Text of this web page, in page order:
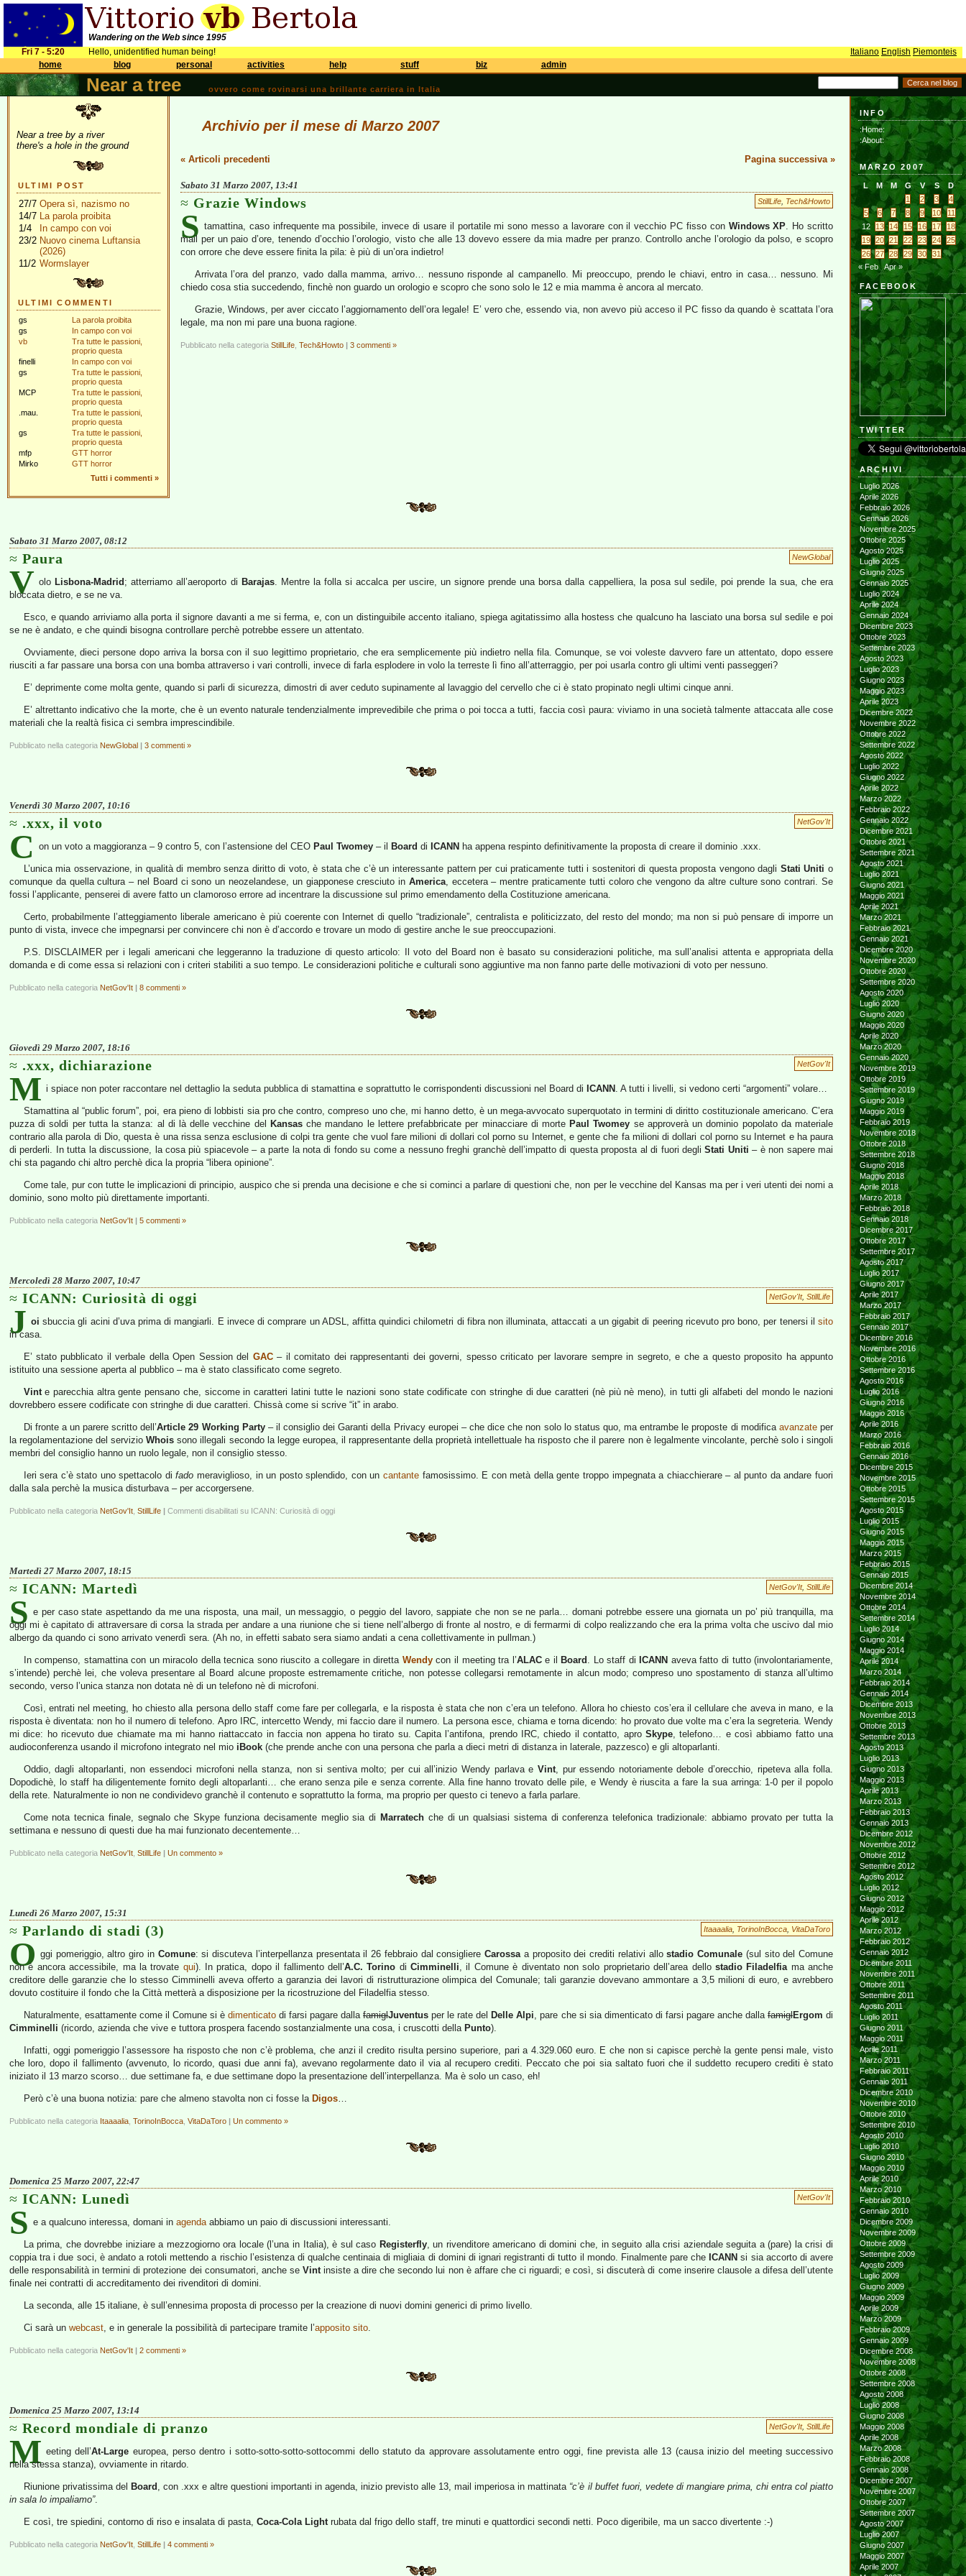
Wandering on the Web since 1995
Fri 7 - 5:20
Hello, unidentified human being! Italiano English Piemonteis
home
blog personal activities help stuff biz admin
Near a tree ovvero come rovinarsi una brillante carriera in Italia
Near a tree by a river
there's a hole in the ground
ULTIMI POST
27/7 Opera sì, nazismo no
14/7 La parola proibita
1/4
In campo con voi
23/2 Nuovo cinema Luftansia
(2026)
11/2 Wormslayer
ULTIMI COMMENTI
gs
La parola proibita
gs
In campo con voi
vb
Tra tutte le passioni,
proprio questa
finelli
In campo con voi
gs
Tra tutte le passioni,
proprio questa
MCP
Tra tutte le passioni,
proprio questa
.mau.
Tra tutte le passioni,
proprio questa
gs
Tra tutte le passioni,
proprio questa
mfp
GTT horror
Mirko
GTT horror
Tutti i commenti »
Archivio per il mese di Marzo 2007
« Articoli precedenti Pagina successiva »
Sabato 31 Marzo 2007, 13:41
StillLife Tech&Howto
Grazie Windows
S tamattina, caso infrequente ma possibile, invece di usare il portatile mi sono messo a lavorare con il vecchio PC fisso con Windows XP. Ho scritto
mail per un paio d’ore, tenendo d’occhio l’orologio, visto che alle 13 dovevo essere da mia madre per pranzo. Controllo anche l’orologio da polso, e scopro
con orrore che deve essere finita la pila: è più di un’ora indietro!
Arrivata l’ora del pranzo, vado dalla mamma, arrivo… nessuno risponde al campanello. Mi preoccupo, prendo le chiavi, entro in casa… nessuno. Mi
chiedo cosa stia succedendo, finchè non guardo un orologio e scopro che sono solo le 12 e mia mamma è ancora al mercato.
Grazie, Windows, per aver ciccato l’aggiornamento dell’ora legale! E’ vero che, essendo via, non avevo più acceso il PC fisso da quando è scattata l’ora
legale, ma non mi pare una buona ragione.
Pubblicato nella categoria StillLife Tech&Howto | 3 commenti »
Sabato 31 Marzo 2007, 08:12
NewGlobal
Paura
V olo Lisbona-Madrid ; atterriamo all’aeroporto di Barajas. Mentre la folla si accalca per uscire, un signore prende una borsa dalla cappelliera, la posa sul sedile, poi prende la sua, che era
bloccata dietro, e se ne va.
Esco, e quando arriviamo alla porta il signore davanti a me si ferma, e, con un distinguibile accento italiano, spiega agitatissimo alla hostess che qualcuno ha lasciato una borsa sul sedile e poi
se ne è andato, e che quindi bisogna controllare perchè potrebbe essere un attentato.
Ovviamente, dieci persone dopo arriva la borsa con il suo legittimo proprietario, che era semplicemente più indietro nella fila. Comunque, se voi voleste davvero fare un attentato, dopo essere
riusciti a far passare una borsa con una bomba attraverso i vari controlli, invece di farla esplodere in volo la terreste lì fino all’atterraggio, per poi usarla contro gli ultimi venti passeggeri?
E’ deprimente come molta gente, quando si parli di sicurezza, dimostri di aver ceduto supinamente al lavaggio del cervello che ci è stato propinato negli ultimi cinque anni.
E’ altrettanto indicativo che la morte, che è un evento naturale tendenzialmente imprevedibile che prima o poi tocca a tutti, faccia così paura: viviamo in una società talmente attaccata alle cose
materiali che la realtà fisica ci sembra imprescindibile.
Pubblicato nella categoria NewGlobal | 3 commenti »
Venerdì 30 Marzo 2007, 10:16
NetGov'It
.xxx, il voto
C on un voto a maggioranza – 9 contro 5, con l’astensione del CEO Paul Twomey – il Board di ICANN ha appena respinto definitivamente la proposta di creare il dominio .xxx.
L’unica mia osservazione, in qualità di membro senza diritto di voto, è stata che c’è un interessante pattern per cui praticamente tutti i sostenitori di questa proposta vengono dagli Stati Uniti o
comunque da quella cultura – nel Board ci sono un neozelandese, un giapponese cresciuto in America, eccetera – mentre praticamente tutti coloro che vengono da altre culture sono contrari. Se
fossi l’applicante, penserei di avere fatto un clamoroso errore ad incentrare la discussione sul primo emendamento della Costituzione americana.
Certo, probabilmente l’atteggiamento liberale americano è più coerente con Internet di quello “tradizionale”, centralista e politicizzato, del resto del mondo; ma non si può pensare di imporre un
punto di vista, invece che impegnarsi per convincere chi non è d’accordo e trovare un modo di gestire anche le sue preoccupazioni.
P.S. DISCLAIMER per i legali americani che leggeranno la traduzione di questo articolo: Il voto del Board non è basato su considerazioni politiche, ma sull’analisi attenta e appropriata della
domanda e di come essa si relazioni con i criteri stabiliti a suo tempo. Le considerazioni politiche e culturali sono aggiuntive ma non fanno parte delle motivazioni di voto per nessuno.
Pubblicato nella categoria NetGov'It | 8 commenti »
Giovedì 29 Marzo 2007, 18:16
NetGov'It
.xxx, dichiarazione
M i spiace non poter raccontare nel dettaglio la seduta pubblica di stamattina e soprattutto le corrispondenti discussioni nel Board di ICANN . A tutti i livelli, si vedono certi “argomenti” volare…
Stamattina al “public forum”, poi, era pieno di lobbisti sia pro che contro, compreso uno che, mi hanno detto, è un mega-avvocato superquotato in termini di diritto costituzionale americano. C’era
puzza di soldi per tutta la stanza: al di là delle vecchine del
Kansasche mandano le lettere prefabbricate per minacciare di morte Paul Twomey se approverà un dominio popolato da materiale
contrario alla parola di Dio, questa è una rissa senza esclusione di colpi tra gente che vuol fare milioni di dollari col porno su Internet, e gente che fa milioni di dollari col porno su Internet e ha paura
di perderli. In tutta la discussione, la cosa più spiacevole – a parte la nota di fondo su come a nessuno freghi granchè dell’impatto di questa proposta al di fuori degliStati Uniti – è non sapere mai
chi sta pagando chi altro perchè dica la propria “libera opinione”.
Come tale, pur con tutte le implicazioni di principio, auspico che si prenda una decisione e che si cominci a parlare di questioni che, non per le vecchine del Kansas ma per i veri utenti dei nomi a
dominio, sono molto più direttamente importanti.
Pubblicato nella categoria NetGov'It | 5 commenti »
Mercoledì 28 Marzo 2007, 10:47
NetGov'It, StillLife
ICANN: Curiosità di oggi
J oi sbuccia gli acini d’uva prima di mangiarli. E invece di comprare un ADSL, affitta quindici chilometri di fibra non illuminata, attaccati a un gigabit di peering ricevuto pro bono, per tenersi il sito
in casa.
E’ stato pubblicato il verbale della Open Session del GAC– il comitato dei rappresentanti dei governi, spesso criticato per lavorare sempre in segreto, e che a questo proposito ha appunto
istituito una sessione aperta al pubblico – ma è stato classificato come segreto.
Vinte parecchia altra gente pensano che, siccome in caratteri latini tutte le nazioni sono state codificate con stringhe di due caratteri (nè più nè meno), in tutti gli alfabeti del mondo le nazioni
dovrebbero essere codificate con stringhe di due caratteri. Chissà come si scrive “it” in arabo.
Di fronte a un parere scritto dell’Article 29 Working Party– il consiglio dei Garanti della Privacy europei – che dice che non solo lo status quo, ma entrambe le proposte di modifica avanzateper
la regolamentazione del servizioWhois sono illegali secondo la legge europea, il rappresentante della proprietà intellettuale ha risposto che il parere non è legalmente vincolante, perchè solo i singoli
membri del consiglio hanno un ruolo legale, non il consiglio stesso.
Ieri sera c’è stato uno spettacolo difado meraviglioso, in un posto splendido, con un cantantefamosissimo. E con metà della gente troppo impegnata a chiacchierare – al punto da andare fuori
dalla sala perchè la musica disturbava – per accorgersene.
Pubblicato nella categoria NetGov'It StillLife | Commenti disabilitati su ICANN: Curiosità di oggi
Martedì 27 Marzo 2007, 18:15
NetGov'It, StillLife
ICANN: Martedì
S e per caso state aspettando da me una risposta, una mail, un messaggio, o peggio del lavoro, sappiate che non se ne parla… domani potrebbe essere una giornata un po’ più tranquilla, ma
oggi mi è capitato di attraversare di corsa la strada per andare a una riunione che si tiene nell’albergo di fronte al nostro, e di fermarmi di colpo realizzando che era la prima volta che uscivo dal mio
albergo da quando ci sono arrivato venerdì sera. (Ah no, in effetti sabato sera siamo andati a cena collettivamente in pullman.)
In compenso, stamattina con un miracolo della tecnica sono riuscito a collegare in diretta Wendycon il meeting tra l’ALACe il Board . Lo staff di ICANN aveva fatto di tutto (involontariamente,
s’intende) perchè lei, che voleva presentare al Board alcune proposte estremamente critiche, non potesse collegarsi remotamente in alcun modo; compreso uno spostamento di stanza all’ultimo
secondo, verso l’unica stanza non dotata nè di un telefono nè di microfoni.
Così, entrati nel meeting, ho chiesto alla persona dello staff come fare per collegarla, e la risposta è stata che non c’era un telefono. Allora ho chiesto cos’era il cellulare che aveva in mano, e la
risposta è diventata: non ho il numero di telefono. Apro IRC, intercetto Wendy, mi faccio dare il numero. La persona esce, chiama e torna dicendo: ho provato due volte ma c’era la segreteria. Wendy
mi dice: ho ricevuto due chiamate ma mi hanno riattaccato in faccia non appena ho tirato su. Capita l’antifona, prendo IRC, chiedo il contatto, apro Skype, telefono… e così abbiamo fatto una
audioconferenza usando il microfono integrato nel mio iBook (che prende anche con una persona che parla a dieci metri di distanza in laterale, pazzesco) e gli altoparlanti.
Oddio, dagli altoparlanti, non essendoci microfoni nella stanza, non si sentiva molto; per cui all’inizio Wendy parlava e Vint, pur essendo notoriamente debole d’orecchio, ripeteva alla folla.
Dopodichè, lo staff ha diligentemente fornito degli altoparlanti… che erano senza pile e senza corrente. Alla fine hanno trovato delle pile, e Wendy è riuscita a fare la sua arringa: 1-0 per il popolo
della rete. Naturalmente io non ne condividevo granchè il contenuto e soprattutto la forma, ma proprio per questo ci tenevo a farla parlare.
Come nota tecnica finale, segnalo che Skype funziona decisamente meglio sia di Marratechche di un qualsiasi sistema di conferenza telefonica tradizionale: abbiamo provato per tutta la
settimana e nessuno di questi due ha mai funzionato decentemente…
Pubblicato nella categoria NetGov'It StillLife | Un commento »
Lunedì 26 Marzo 2007, 15:31
Itaaaalia TorinoInBocca VitaDaToro
Parlando di stadi (3)
O ggi pomeriggio, altro giro in Comune: si discuteva l’interpellanza presentata il 26 febbraio dal consigliereCarossaa proposito dei crediti relativi allostadio Comunale (sul sito del Comune
non è ancora accessibile, ma la trovate qui). In pratica, dopo il fallimento dell’A.C. Torino diCimminelli, il Comune è diventato non solo proprietario dell’area dello stadio Filadelfiama anche
creditore delle garanzie che lo stesso Cimminelli aveva offerto a garanzia dei lavori di ristrutturazione olimpica del Comunale; tali garanzie dovevano ammontare a 3,5 milioni di euro, e avrebbero
dovuto costituire il fondo che la Città metterà a disposizione per la ricostruzione del Filadelfia stesso.
Naturalmente, esattamente come il Comune si è dimenticatodi farsi pagare dallafamiglJuventus per le rate del Delle Alpi, pare che si sia dimenticato di farsi pagare anche dalla famiglErgom di
Cimminelli (ricordo, azienda che vive e tuttora prospera facendo sostanzialmente una cosa, i cruscotti della Punto).
Infatti, oggi pomeriggio l’assessore ha risposto che non c’è problema, che anzi il credito risulta persino superiore, pari a4.329.060 euro. E che non si capisce perchè la gente pensi male, visto
che loro, dopo il fallimento (avvenuto, lo ricordo, quasi due anni fa), avevano regolarmente dato il via al recupero crediti. Peccato che poi sia saltato fuori che il suddetto recupero crediti è stato
iniziato il 13 marzo scorso… due settimane fa, e due settimane dopo la presentazione dell’interpellanza. Ma è solo un caso, eh!
Però c’è una buona notizia: pare che almeno stavolta non ci fosse la Digos…
Pubblicato nella categoria Itaaaalia TorinoInBocca VitaDaToro | Un commento »
Domenica 25 Marzo 2007, 22:47
NetGov'It
ICANN: Lunedì
S e a qualcuno interessa, domani in agendaabbiamo un paio di discussioni interessanti.
La prima, che dovrebbe iniziare a mezzogiorno ora locale (l’una in Italia), è sul caso Registerfly, un rivenditore americano di domini che, in seguito alla crisi aziendale seguita a (pare) la crisi di
coppia tra i due soci, è andato a rotoli mettendo a rischio l’esistenza di qualche centinaia di migliaia di domini di ignari registranti di tutto il mondo. Finalmente pare che ICANN si sia accorto di avere
delle responsabilità in termini di protezione dei consumatori, anche se Vintinsiste a dire che secondo lui non è affare che ci riguardi; e così, si discuterà di come inserire clausole a difesa dell’utente
finale nei contratti di accreditamento dei rivenditori di domini.
La seconda, alle 15 italiane, è sull’ennesima proposta di processo per la creazione di nuovi domini generici di primo livello.
Ci sarà un webcast, e in generale la possibilità di partecipare tramite l’apposito sito.
Pubblicato nella categoria NetGov'It | 2 commenti »
Domenica 25 Marzo 2007, 13:14
NetGov'It, StillLife
Record mondiale di pranzo
M eeting dell’At-Large europea, perso dentro i sotto-sotto-sotto-sottocommi dello statuto da approvare assolutamente entro oggi, fine prevista alle 13 (causa inizio del meeting successivo
nella stessa stanza), ovviamente in ritardo.
Riunione privatissima del Board , con .xxx e altre questioni importanti in agenda, inizio previsto alle 13, mail imperiosa in mattinata “c’è il buffet fuori, vedete di mangiare prima, chi entra col piatto
in sala lo impaliamo”.
E così, tre spiedini, contorno di riso e insalata di pasta, Coca-Cola Lightrubata dal frigo dello staff, tre minuti e quattordici secondi netti. Poco digeribile, ma un sacco divertente :-)
Pubblicato nella categoria NetGov'It StillLife | 4 commenti »
INFO
:Home:
:About:
MARZO 2007
L M M G V S
D
1
2 3
4
5
6 7 8 9 10
11
12
13 14 15 16 17
18
19
20 21 22 23 24
25
26
27 28 29 30
31
« Feb
Apr »
FACEBOOK
TWITTER
ARCHIVI
Luglio 2026
Aprile 2026
Febbraio 2026
Gennaio 2026
Novembre 2025
Ottobre 2025
Agosto 2025
Luglio 2025
Giugno 2025
Gennaio 2025
Luglio 2024
Aprile 2024
Gennaio 2024
Dicembre 2023
Ottobre 2023
Settembre 2023
Agosto 2023
Luglio 2023
Giugno 2023
Maggio 2023
Aprile 2023
Dicembre 2022
Novembre 2022
Ottobre 2022
Settembre 2022
Agosto 2022
Luglio 2022
Giugno 2022
Aprile 2022
Marzo 2022
Febbraio 2022
Gennaio 2022
Dicembre 2021
Ottobre 2021
Settembre 2021
Agosto 2021
Luglio 2021
Giugno 2021
Maggio 2021
Aprile 2021
Marzo 2021
Febbraio 2021
Gennaio 2021
Dicembre 2020
Novembre 2020
Ottobre 2020
Settembre 2020
Agosto 2020
Luglio 2020
Giugno 2020
Maggio 2020
Aprile 2020
Marzo 2020
Gennaio 2020
Novembre 2019
Ottobre 2019
Settembre 2019
Giugno 2019
Maggio 2019
Febbraio 2019
Novembre 2018
Ottobre 2018
Settembre 2018
Giugno 2018
Maggio 2018
Aprile 2018
Marzo 2018
Febbraio 2018
Gennaio 2018
Dicembre 2017
Ottobre 2017
Settembre 2017
Agosto 2017
Luglio 2017
Giugno 2017
Aprile 2017
Marzo 2017
Febbraio 2017
Gennaio 2017
Dicembre 2016
Novembre 2016
Ottobre 2016
Settembre 2016
Agosto 2016
Luglio 2016
Giugno 2016
Maggio 2016
Aprile 2016
Marzo 2016
Febbraio 2016
Gennaio 2016
Dicembre 2015
Novembre 2015
Ottobre 2015
Settembre 2015
Agosto 2015
Luglio 2015
Giugno 2015
Maggio 2015
Marzo 2015
Febbraio 2015
Gennaio 2015
Dicembre 2014
Novembre 2014
Ottobre 2014
Settembre 2014
Luglio 2014
Giugno 2014
Maggio 2014
Aprile 2014
Marzo 2014
Febbraio 2014
Gennaio 2014
Dicembre 2013
Novembre 2013
Ottobre 2013
Settembre 2013
Agosto 2013
Luglio 2013
Giugno 2013
Maggio 2013
Aprile 2013
Marzo 2013
Febbraio 2013
Gennaio 2013
Dicembre 2012
Novembre 2012
Ottobre 2012
Settembre 2012
Agosto 2012
Luglio 2012
Giugno 2012
Maggio 2012
Aprile 2012
Marzo 2012
Febbraio 2012
Gennaio 2012
Dicembre 2011
Novembre 2011
Ottobre 2011
Settembre 2011
Agosto 2011
Luglio 2011
Giugno 2011
Maggio 2011
Aprile 2011
Marzo 2011
Febbraio 2011
Gennaio 2011
Dicembre 2010
Novembre 2010
Ottobre 2010
Settembre 2010
Agosto 2010
Luglio 2010
Giugno 2010
Maggio 2010
Aprile 2010
Marzo 2010
Febbraio 2010
Gennaio 2010
Dicembre 2009
Novembre 2009
Ottobre 2009
Settembre 2009
Agosto 2009
Luglio 2009
Giugno 2009
Maggio 2009
Aprile 2009
Marzo 2009
Febbraio 2009
Gennaio 2009
Dicembre 2008
Novembre 2008
Ottobre 2008
Settembre 2008
Agosto 2008
Luglio 2008
Giugno 2008
Maggio 2008
Aprile 2008
Marzo 2008
Febbraio 2008
Gennaio 2008
Dicembre 2007
Novembre 2007
Ottobre 2007
Settembre 2007
Agosto 2007
Luglio 2007
Giugno 2007
Maggio 2007
Aprile 2007